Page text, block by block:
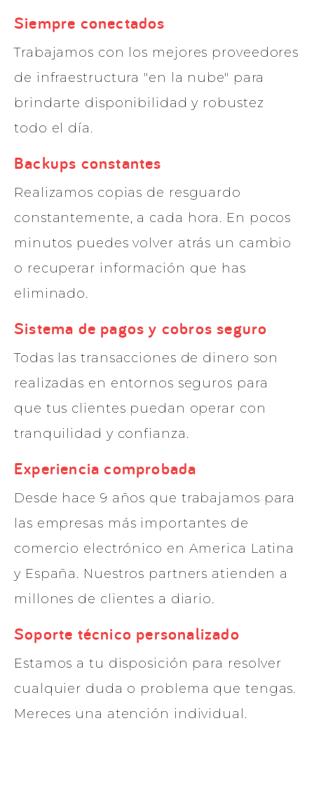
Siempre conectados
Trabajamos con los mejores proveedores
de infraestructura "en la nube" para
brindarte disponibilidad y robustez
todo el día.
Backups constantes
Realizamos copias de resguardo
constantemente, a cada hora. En pocos
minutos puedes volver atrás un cambio
o recuperar información que has
eliminado.
Sistema de pagos y cobros seguro
Todas las transacciones de dinero son
realizadas en entornos seguros para
que tus clientes puedan operar con
tranquilidad y confianza.
Experiencia comprobada
Desde hace 9 años que trabajamos para
las empresas más importantes de
comercio electrónico en America Latina
y España. Nuestros partners atienden a
millones de clientes a diario.
Soporte técnico personalizado
Estamos a tu disposición para resolver
cualquier duda o problema que tengas.
Mereces una atención individual.